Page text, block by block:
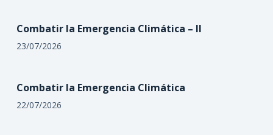
Combatir la Emergencia Climática – II
23/07/2026
Combatir la Emergencia Climática
22/07/2026